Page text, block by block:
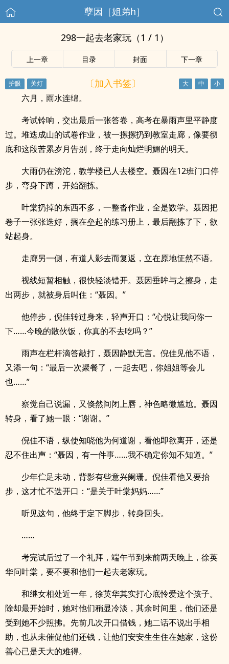
孽因［姐弟h］
298一起去老家玩（1 / 1）
上一章 目录 封面 下一章
〔加入书签〕
六月，雨水连绵。
考试铃响，交出最后一张答卷，高考在暴雨声里平静度
过。堆迭成山的试卷作业，被一摞摞扔到教室走廊，像要彻
底和这段苦累岁月告别，终于走向灿烂明媚的明天。
大雨仍在滂沱，教学楼已人去楼空。聂因在12班门口停
步，弯身下蹲，开始翻拣。
叶棠扔掉的东西不多，一整沓作业，全是数学。聂因把
卷子一张张迭好，搁在垒起的练习册上，最后翻拣了下，欲
站起身。
走廊另一侧，有道人影去而复返，立在原地怔然不语。
视线短暂相触，很快轻淡错开。聂因垂眸与之擦身，走
出两步，就被身后叫住：“聂因。”
他停步，倪佳转过身来，轻声开口：“心悦让我问你一
下……今晚的散伙饭，你真的不去吃吗？”
雨声在栏杆滴答敲打，聂因静默无言。倪佳见他不语，
又添一句：“最后一次聚餐了，一起去吧，你姐姐等会儿
也……”
察觉自己说漏，又倏然间闭上唇，神色略微尴尬。聂因
转身，看了她一眼：“谢谢。”
倪佳不语，纵使知晓他为何道谢，看他即欲离开，还是
忍不住出声：“聂因，有一件事……我不确定你知不知道。”
少年伫足未动，背影有些意兴阑珊。倪佳看他又要抬
步，这才忙不迭开口：“是关于叶棠妈妈……”
听见这句，他终于定下脚步，转身回头。
……
考完试后过了一个礼拜，端午节到来前两天晚上，徐英
华问叶棠，要不要和他们一起去老家玩。
和继女相处近一年，徐英华其实打心底怜爱这个孩子。
除却最开始时，她对他们稍显冷淡，其余时间里，他们还是
受到她不少照拂。先前几次开口借钱，她二话不说出手相
助，也从未催促他们还钱，让他们安安生生住在她家，这份
善心已是天大的难得。